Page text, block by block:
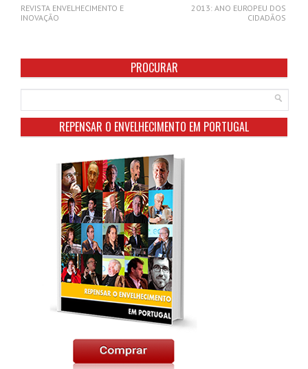
REVISTA ENVELHECIMENTO E
INOVAÇÃO
2013: ANO EUROPEU DOS
CIDADÃOS
PROCURAR
REPENSAR O ENVELHECIMENTO EM PORTUGAL